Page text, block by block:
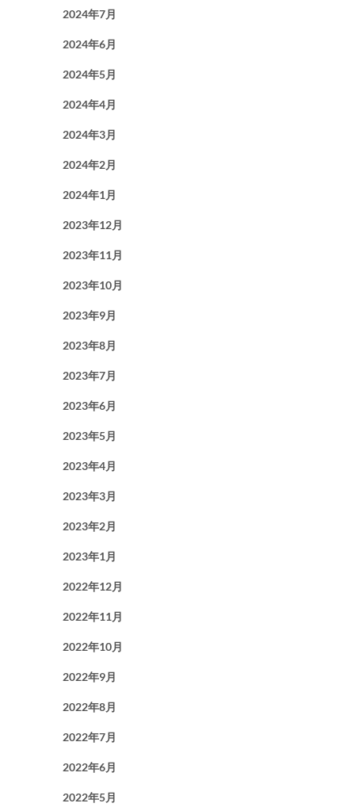
2024年7月
2024年6月
2024年5月
2024年4月
2024年3月
2024年2月
2024年1月
2023年12月
2023年11月
2023年10月
2023年9月
2023年8月
2023年7月
2023年6月
2023年5月
2023年4月
2023年3月
2023年2月
2023年1月
2022年12月
2022年11月
2022年10月
2022年9月
2022年8月
2022年7月
2022年6月
2022年5月